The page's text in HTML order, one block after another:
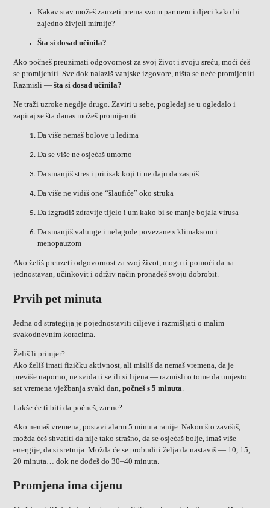
Kakav stav možeš zauzeti prema svom partneru i djeci kako bi
zajedno živjeli mirnije?
Šta si dosad učinila?
Ako počneš preuzimati odgovornost za svoj život i svoju sreću, moći ćeš
se promijeniti. Sve dok nalaziš vanjske izgovore, ništa se neće promijeniti.
Razmisli —šta si dosad učinila?
Ne traži uzroke negdje drugo. Zaviri u sebe, pogledaj se u ogledalo i
zapitaj se šta danas možeš promijeniti:
Da više nemaš bolove u leđima
Da se više ne osjećaš umorno
Da smanjiš stres i pritisak koji ti ne daju da zaspiš
Da više ne vidiš one “šlaufiće” oko struka
Da izgradiš zdravije tijelo i um kako bi se manje bojala virusa
Da smanjiš valunge i nelagode povezane s klimaksom i
menopauzom
Ako želiš preuzeti odgovornost za svoj život, mogu ti pomoći da na
jednostavan, učinkovit i održiv način pronađeš svoju dobrobit.
Prvih pet minuta
Jedna od strategija je pojednostaviti ciljeve i razmišljati o malim
svakodnevnim koracima.
Želiš li primjer?
Ako želiš imati fizičku aktivnost, ali misliš da nemaš vremena, da je
previše naporno, ne sviđa ti se ili si lijena — razmisli o tome da umjesto
sat vremena vježbanja svaki dan,počneš s 5 minuta
Lakše će ti biti da počneš, zar ne?
Ako nemaš vremena, postavi alarm 5 minuta ranije. Nakon što završiš,
možda ćeš shvatiti da nije tako strašno, da se osjećaš bolje, imaš više
energije, da si sretnija. Možda će se probuditi želja da nastaviš — 10, 15,
20 minuta… dok ne dođeš do 30–40 minuta.
Promjena ima cijenu